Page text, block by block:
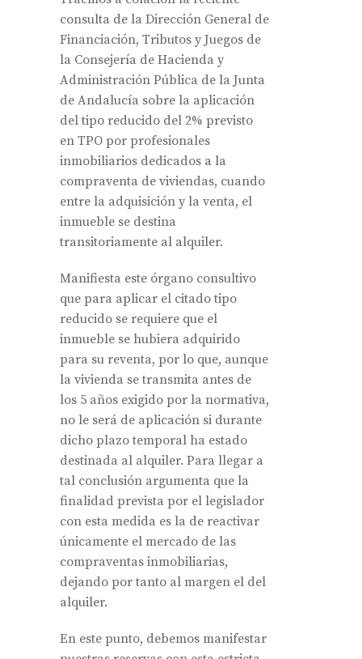
consulta de la Dirección General de
Financiación, Tributos y Juegos de
la Consejería de Hacienda y
Administración Pública de la Junta
de Andalucía sobre la aplicación
del tipo reducido del 2% previsto
en TPO por profesionales
inmobiliarios dedicados a la
compraventa de viviendas, cuando
entre la adquisición y la venta, el
inmueble se destina
transitoriamente al alquiler.
Manifiesta este órgano consultivo
que para aplicar el citado tipo
reducido se requiere que el
inmueble se hubiera adquirido
para su reventa, por lo que, aunque
la vivienda se transmita antes de
los 5 años exigido por la normativa,
no le será de aplicación si durante
dicho plazo temporal ha estado
destinada al alquiler. Para llegar a
tal conclusión argumenta que la
finalidad prevista por el legislador
con esta medida es la de reactivar
únicamente el mercado de las
compraventas inmobiliarias,
dejando por tanto al margen el del
alquiler.
En este punto, debemos manifestar